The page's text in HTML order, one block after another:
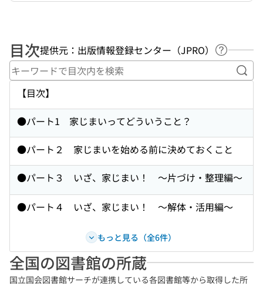
目次提供元：出版情報登録センター（JPRO）
ヘルプペ
キ
【目次】
●パート1 家じまいってどういうこと？
●パート２ 家じまいを始める前に決めておくこと
●パート３ いざ、家じまい！ 〜片づけ・整理編〜
●パート４ いざ、家じまい！ 〜解体・活用編〜
もっと見る（全6件）
全国の図書館の所蔵
国立国会図書館サーチが連携している各図書館等から取得した所